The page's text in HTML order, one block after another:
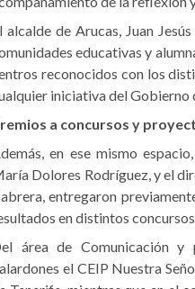
alcalde de Arucas, Juan
educativas y
reconocidos con los
iniciativa del Gobierno
a concursos y
en ese mismo
Dolores Rodríguez, y el
entregaron
en distintos
área de Comunicación y
el CEIP Nuestra